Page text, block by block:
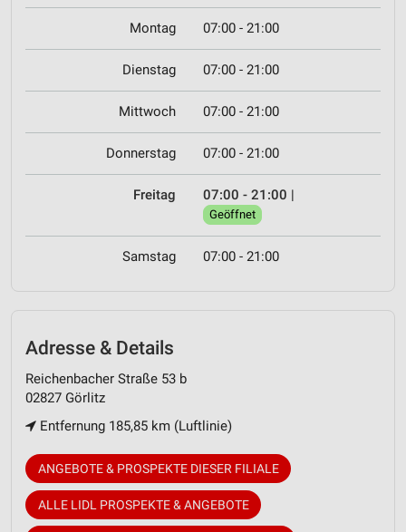
Montag 07:00 - 21:00
Dienstag 07:00 - 21:00
Mittwoch 07:00 - 21:00
Donnerstag 07:00 - 21:00
Freitag 07:00 - 21:00 |
Geöffnet
Samstag 07:00 - 21:00
Adresse & Details
Reichenbacher Straße 53 b
02827 Görlitz
Entfernung 185,85 km (Luftlinie)
ANGEBOTE & PROSPEKTE DIESER FILIALE
ALLE LIDL PROSPEKTE & ANGEBOTE